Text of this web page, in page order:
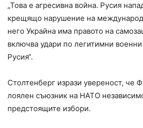
„Това е агресивна война. Русия
крещящо нарушение на
него Украйна има правото на
включва удари по легитимни
Русия“.
Столтенберг изрази увереност, че
лоялен съюзник на НАТО
предстоящите избори.